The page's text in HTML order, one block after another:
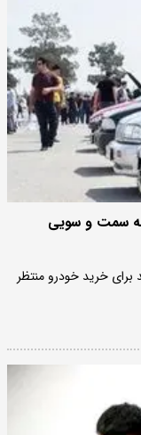
چه سمت و سویی
برای خرید خودرو منتظر